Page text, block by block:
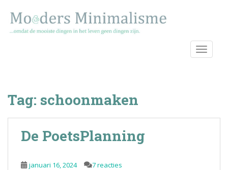
Tag: schoonmaken
De PoetsPlanning
januari 16, 2024 7 reacties